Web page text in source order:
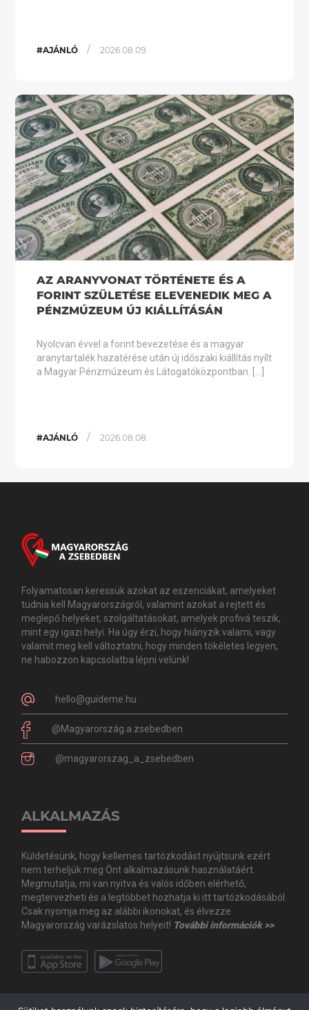
#AJÁNLÓ / 2026.08.09.
AZ ARANYVONAT TÖRTÉNETE ÉS A
FORINT SZÜLETÉSE ELEVENEDIK MEG A
PÉNZMÚZEUM ÚJ KIÁLLÍTÁSÁN
Nyolcvan évvel a forint bevezetése és a magyar
aranytartalék hazatérése után új időszaki kiállítás nyílt
a Magyar Pénzmúzeum és Látogatóközpontban. […]
#AJÁNLÓ / 2026.08.08.
Folyamatosan keressük azokat az eszenciákat, amelyeket
tudnia kell Magyarországról, valamint azokat a rejtett és
meglepő helyeket, szolgáltatásokat, amelyek profivá teszik,
mint egy igazi helyi. Ha úgy érzi, hogy hiányzik valami, vagy
valamit meg kell változtatni, hogy minden tökéletes legyen,
ne habozzon kapcsolatba lépni velünk!
hello@guideme.hu
@Magyarország.a.zsebedben
@magyarorszag_a_zsebedben
ALKALMAZÁS
Küldetésünk, hogy kellemes tartózkodást nyújtsunk ezért
nem terheljük meg Önt alkalmazásunk használatáért.
Megmutatja, mi van nyitva és valós időben elérhető,
megtervezheti és a legtöbbet hozhatja ki itt tartózkodásából.
Csak nyomja meg az alábbi ikonokat, és élvezze
Magyarország varázslatos helyeit! További információk >>